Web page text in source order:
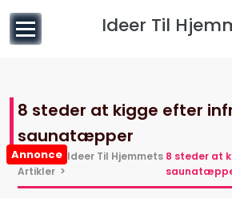
indhold
Ideer Til
Annonce
8 steder at kigge efter
saunatæpper
Hjem> Ideer Til Hjemmets
Artikler >
8 steder at